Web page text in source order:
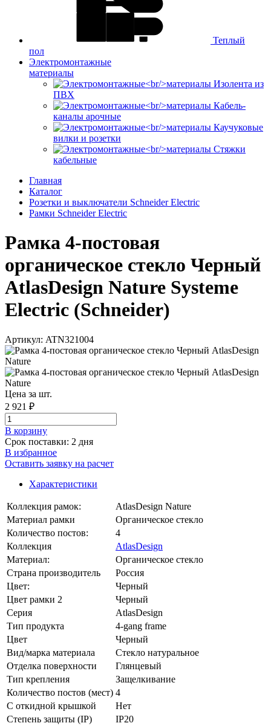
Теплый
пол
Электромонтажные
материалы
Изолента из
ПВХ
Кабель-
каналы арочные
Каучуковые
вилки и розетки
Стяжки
кабельные
Главная
Каталог
Розетки и выключатели Schneider Electric
Рамки Schneider Electric
Рамка 4-постовая
органическое стекло Черный
AtlasDesign Nature Systeme
Electric (Schneider)
Артикул: ATN321004
Цена за шт.
2 921 ₽
В корзинy
Срок поставки: 2 дня
В избранное
Оставить заявку на расчет
Характеристики
Коллекция рамок:
AtlasDesign Nature
Материал рамки
Органическое стекло
Количество постов:
4
Коллекция
AtlasDesign
Материал:
Органическое стекло
Страна производитель
Россия
Цвет:
Черный
Цвет рамки 2
Черный
Серия
AtlasDesign
Тип продукта
4-gang frame
Цвет
Черный
Вид/марка материала
Стекло натуральное
Отделка поверхности
Глянцевый
Тип крепления
Защелкивание
Количество постов (мест) 4
С откидной крышкой
Нет
Степень защиты (IP)
IP20